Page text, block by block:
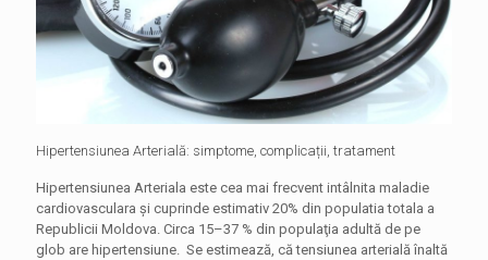
Hipertensiunea Arterială: simptome, complicații, tratament
Hipertensiunea Arteriala este cea mai frecvent intâlnita maladie
cardiovasculara și cuprinde estimativ 20% din populatia totala a
Republicii Moldova. Circa 15–37 % din populaţia adultă de pe
glob are hipertensiune. Se estimează, că tensiunea arterială înaltă